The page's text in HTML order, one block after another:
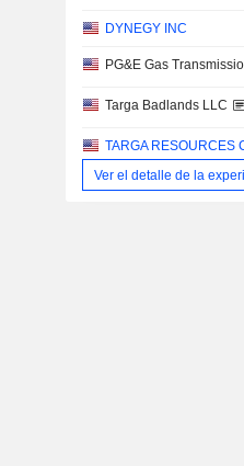
DYNEGY INC
PG&E Gas
Targa Badlands LLC
TARGA RESOURCES
Ver el detalle de la